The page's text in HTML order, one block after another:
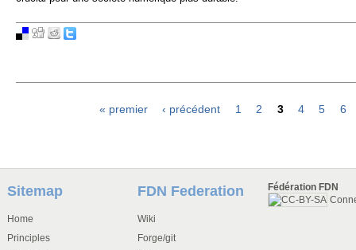
« premier ‹ précédent 1 2 3 4 5 6
Sitemap
Home
Principles
FDN Federation
Wiki
Forge/git
Fédération FDN